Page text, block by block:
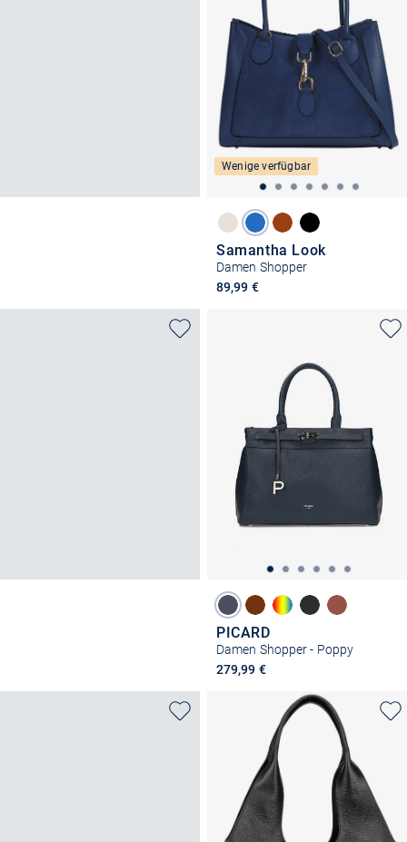
Wenige verfügbar
Samantha Look
Damen Shopper
89,99 €
PICARD
Damen Shopper - Poppy
279,99 €